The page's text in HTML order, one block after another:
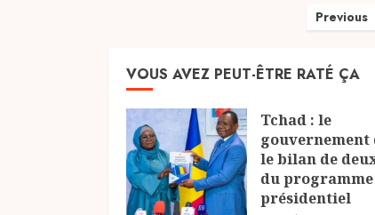
des
Previous
VOUS AVEZ PEUT-ÊTRE RATÉ ÇA
Tchad : le
gouvernement
le bilan de
du programme
présidentiel